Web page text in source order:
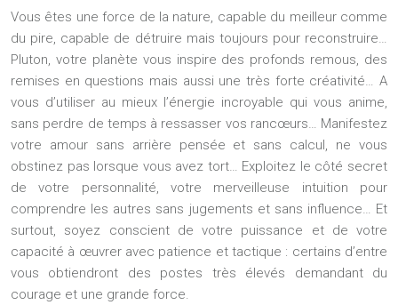
Vous êtes une force de la nature, capable du meilleur comme
du pire, capable de détruire mais toujours pour reconstruire…
Pluton, votre planète vous inspire des profonds remous, des
remises en questions mais aussi une très forte créativité… A
vous d’utiliser au mieux l’énergie incroyable qui vous anime,
sans perdre de temps à ressasser vos rancœurs… Manifestez
votre amour sans arrière pensée et sans calcul, ne vous
obstinez pas lorsque vous avez tort… Exploitez le côté secret
de votre personnalité, votre merveilleuse intuition pour
comprendre les autres sans jugements et sans influence… Et
surtout, soyez conscient de votre puissance et de votre
capacité à œuvrer avec patience et tactique : certains d’entre
vous obtiendront des postes très élevés demandant du
courage et une grande force.